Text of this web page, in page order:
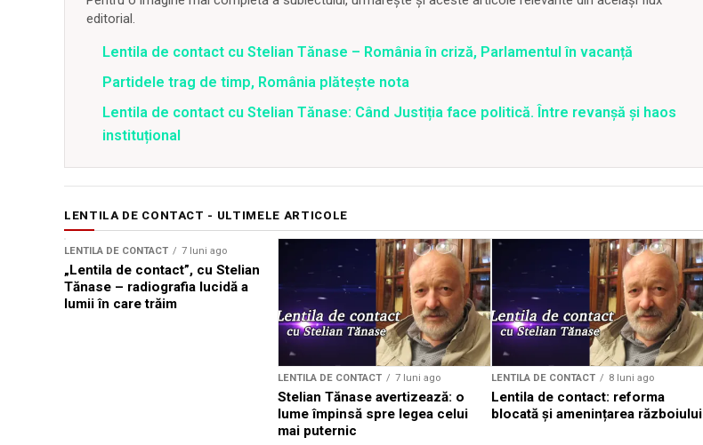
editorial.
Lentila de contact cu Stelian Tănase – România în criză, Parlamentul în vacanță
Partidele trag de timp, România plătește nota
Lentila de contact cu Stelian Tănase: Când Justiția face politică. Între revanșă și haos
instituțional
LENTILA DE CONTACT - ULTIMELE ARTICOLE
LENTILA DE CONTACT 7 luni ago
„Lentila de contact”, cu Stelian
Tănase – radiografia lucidă a
lumii în care trăim
LENTILA DE CONTACT 7 luni ago
Stelian Tănase avertizează: o
lume împinsă spre legea celui
mai puternic
LENTILA DE CONTACT 8 luni ago
Lentila de contact: reforma
blocată și amenințarea războiului